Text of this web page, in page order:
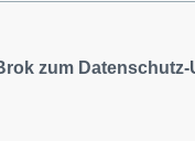
zum Datenschutz-